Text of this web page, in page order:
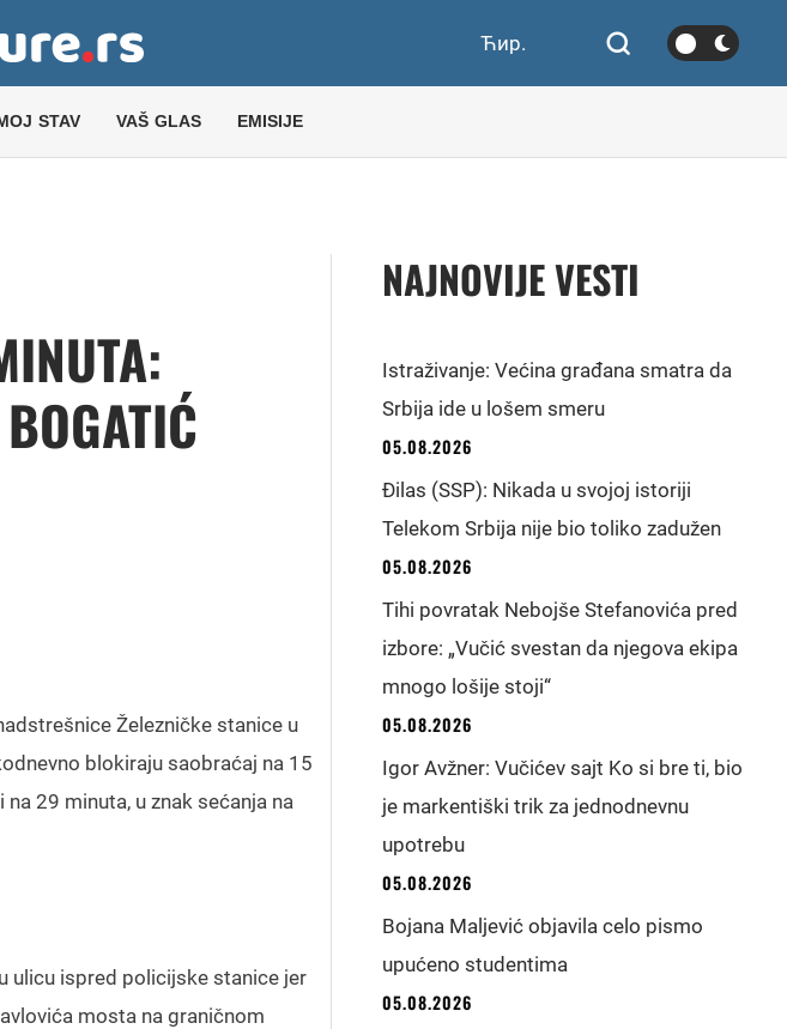
Ћир.
STAV VAŠ GLAS EMISIJE
Železničke stanice u
blokiraju saobraćaj na 15
29 minuta, u znak sećanja na
ulicu ispred policijske stanice jer
mosta na graničnom
NAJNOVIJE VESTI
Istraživanje: Većina građana smatra da
Srbija ide u lošem smeru
05.08.2026
Đilas (SSP): Nikada u svojoj istoriji
Telekom Srbija nije bio toliko zadužen
05.08.2026
Tihi povratak Nebojše Stefanovića pred
izbore: „Vučić svestan da njegova ekipa
mnogo lošije stoji“
05.08.2026
Igor Avžner: Vučićev sajt Ko si bre ti, bio
je markentiški trik za jednodnevnu
upotrebu
05.08.2026
Bojana Maljević objavila celo pismo
upućeno studentima
05.08.2026